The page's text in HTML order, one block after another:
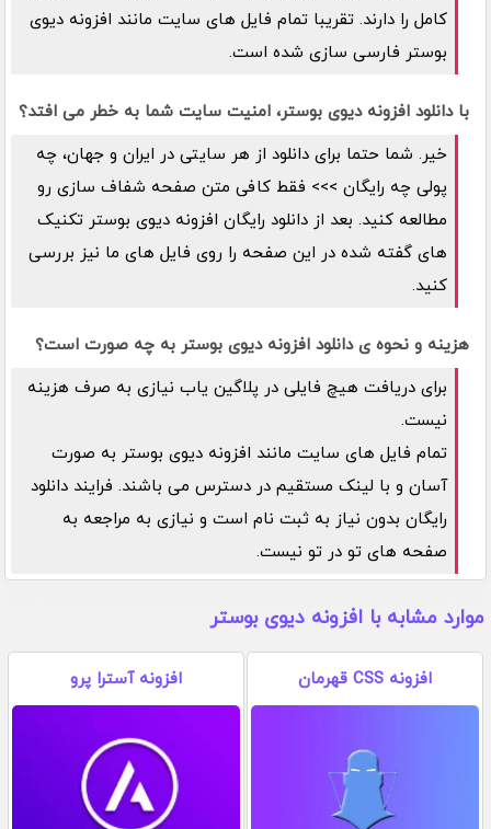
کامل را دارند. تقریبا تمام فایل های سایت مانند افزونه دیوی
بوستر فارسی سازی شده است.
با دانلود افزونه دیوی بوستر، امنیت سایت شما به خطر می افتد؟
خیر. شما حتما برای دانلود از هر سایتی در ایران و جهان، چه
پولی چه رایگان >>> فقط کافی متن صفحه شفاف سازی رو
مطالعه کنید. بعد از دانلود رایگان افزونه دیوی بوستر تکنیک
های گفته شده در این صفحه را روی فایل های ما نیز بررسی
کنید.
هزینه و نحوه ی دانلود افزونه دیوی بوستر به چه صورت است؟
برای دریافت هیچ فایلی در پلاگین یاب نیازی به صرف هزینه
نیست.
تمام فایل های سایت مانند افزونه دیوی بوستر به صورت
آسان و با لینک مستقیم در دسترس می باشند. فرایند دانلود
رایگان بدون نیاز به ثبت نام است و نیازی به مراجعه به
صفحه های تو در تو نیست.
موارد مشابه با افزونه دیوی بوستر
افزونه CSS قهرمان افزونه آسترا پرو